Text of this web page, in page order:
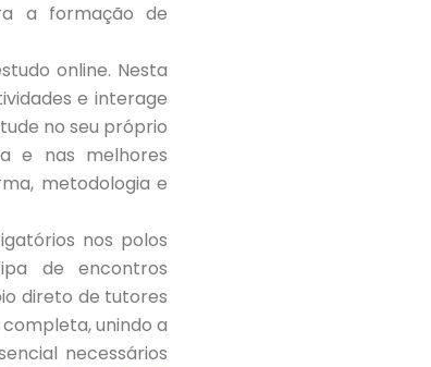
a formação de
online. Nesta
e interage
no seu próprio
e nas melhores
metodologia e
nos polos
de encontros
direto de tutores
unindo a
necessários